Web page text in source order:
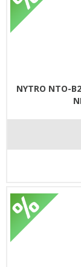
NYTRO NTO-